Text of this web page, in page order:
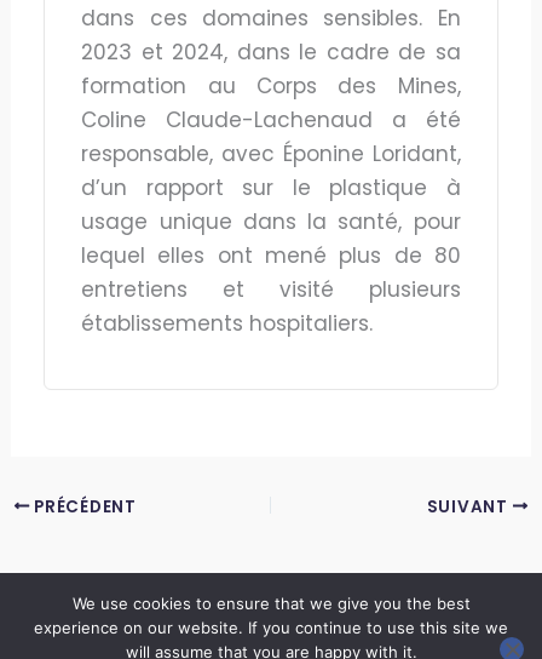
dans ces domaines sensibles. En
2023 et 2024, dans le cadre de sa
formation au Corps des Mines,
Coline Claude-Lachenaud a été
responsable, avec Éponine Loridant,
d’un rapport sur le plastique à
usage unique dans la santé, pour
lequel elles ont mené plus de 80
entretiens et visité plusieurs
établissements hospitaliers.
PRÉCÉDENT SUIVANT
Copyright © 2026 LES ANNALES DES MINES | Powered byThème WordPress Astra
We use cookies to ensure that we give you the best
experience on our website. If you continue to use this site we
will assume that you are happy with it.